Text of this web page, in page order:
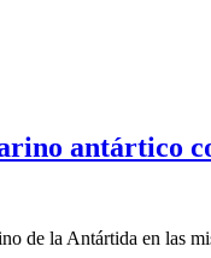
antártico
de la Antártida en las